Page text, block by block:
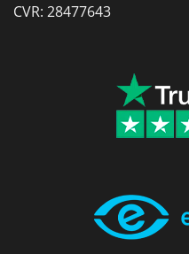
CVR: 28477643